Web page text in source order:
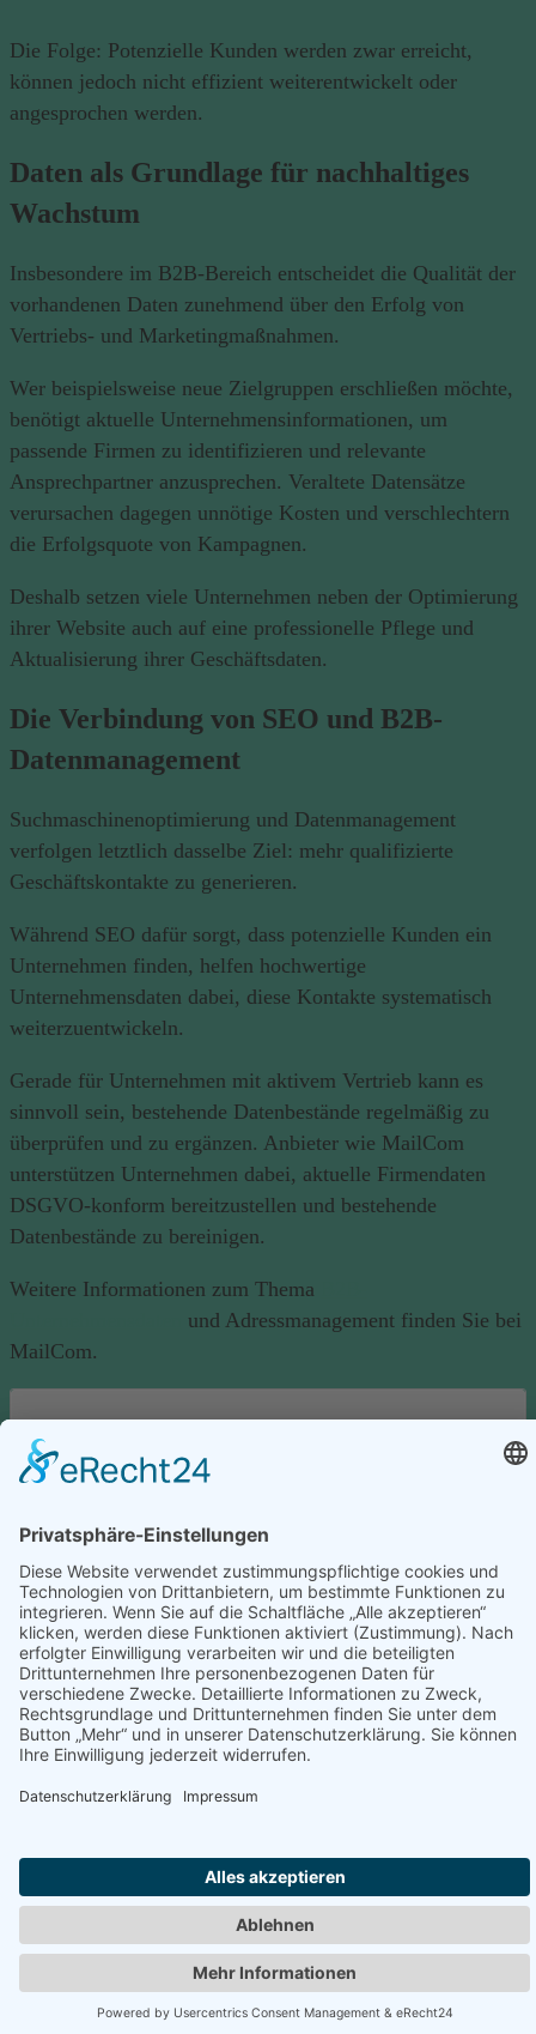
Die Folge: Potenzielle Kunden werden zwar erreicht,
können jedoch nicht effizient weiterentwickelt oder
angesprochen werden.
Daten als Grundlage für nachhaltiges
Wachstum
Insbesondere im B2B-Bereich entscheidet die Qualität der
vorhandenen Daten zunehmend über den Erfolg von
Vertriebs- und Marketingmaßnahmen.
Wer beispielsweise neue Zielgruppen erschließen möchte,
benötigt aktuelle Unternehmensinformationen, um
passende Firmen zu identifizieren und relevante
Ansprechpartner anzusprechen. Veraltete Datensätze
verursachen dagegen unnötige Kosten und verschlechtern
die Erfolgsquote von Kampagnen.
Deshalb setzen viele Unternehmen neben der Optimierung
ihrer Website auch auf eine professionelle Pflege und
Aktualisierung ihrer Geschäftsdaten.
Die Verbindung von SEO und B2B-
Datenmanagement
Suchmaschinenoptimierung und Datenmanagement
verfolgen letztlich dasselbe Ziel: mehr qualifizierte
Geschäftskontakte zu generieren.
Während SEO dafür sorgt, dass potenzielle Kunden ein
Unternehmen finden, helfen hochwertige
Unternehmensdaten dabei, diese Kontakte systematisch
weiterzuentwickeln.
Gerade für Unternehmen mit aktivem Vertrieb kann es
sinnvoll sein, bestehende Datenbestände regelmäßig zu
überprüfen und zu ergänzen. Anbieter wie MailCom
unterstützen Unternehmen dabei, aktuelle Firmendaten
DSGVO-konform bereitzustellen und bestehende
Datenbestände zu bereinigen.
Weitere Informationen zum Thema
und Adressmanagement finden Sie bei
MailCom.
Fazit
nicht nur aus guter Suchmaschinenoptimierung. Wer
langfristig wachsen möchte, sollte die gesamte
Prozesskette betrachten – von der Sichtbarkeit in
Google über die Leadgewinnung bis hin zur Qualität
der Unternehmensdaten im CRM.
EineSite Clinickann wichtige Schwachstellen
aufdecken. Der nächste Schritt besteht darin,
sicherzustellen, dass die gewonnenen Kontakte auch
mit aktuellen und hochwertigen Daten
Impressum | Datenschutz